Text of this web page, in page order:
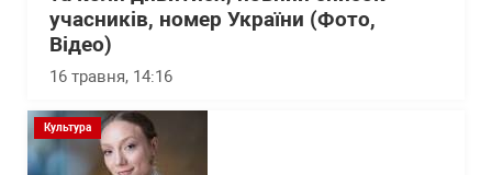
учасників, номер України (Фото,
Відео)
16 травня, 14:16
Культура